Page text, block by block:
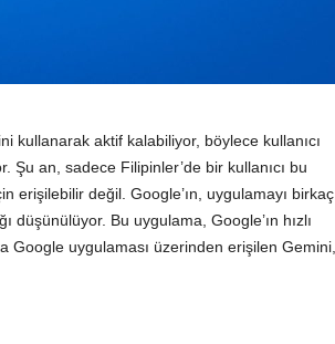
kullanarak aktif kalabiliyor, böylece kullanıcı
an, sadece Filipinler’de bir kullanıcı bu
erişilebilir değil. Google’ın, uygulamayı birkaç
düşünülüyor. Bu uygulama, Google’ın hızlı
Google uygulaması üzerinden erişilen Gemini,